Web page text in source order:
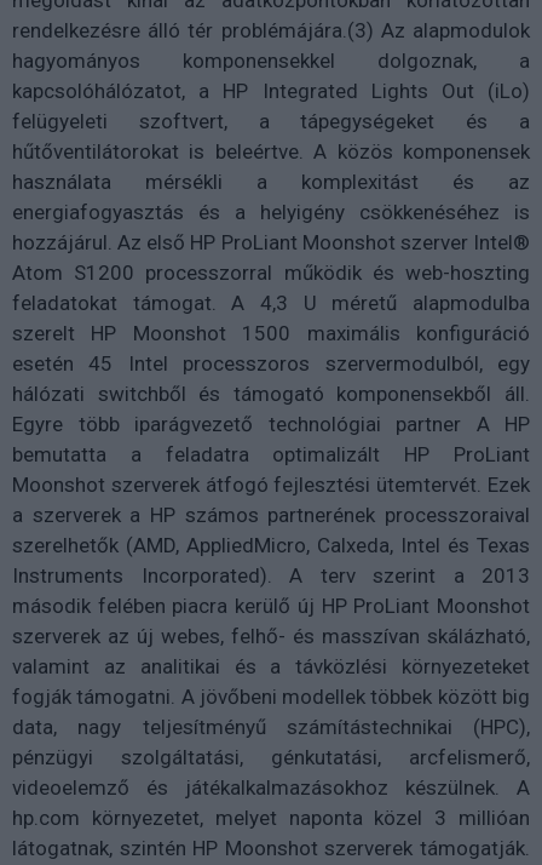
rendelkezésre álló tér problémájára.(3) Az alapmodulok
hagyományos komponensekkel dolgoznak, a
kapcsolóhálózatot, a HP Integrated Lights Out (iLo)
felügyeleti szoftvert, a tápegységeket és a
hűtőventilátorokat is beleértve. A közös komponensek
használata mérsékli a komplexitást és az
energiafogyasztás és a helyigény csökkenéséhez is
hozzájárul. Az első HP ProLiant Moonshot szerver Intel®
Atom S1200 processzorral működik és web-hoszting
feladatokat támogat. A 4,3 U méretű alapmodulba
szerelt HP Moonshot 1500 maximális konfiguráció
esetén 45 Intel processzoros szervermodulból, egy
hálózati switchből és támogató komponensekből áll.
Egyre több iparágvezető technológiai partner A HP
bemutatta a feladatra optimalizált HP ProLiant
Moonshot szerverek átfogó fejlesztési ütemtervét. Ezek
a szerverek a HP számos partnerének processzoraival
szerelhetők (AMD, AppliedMicro, Calxeda, Intel és Texas
Instruments Incorporated). A terv szerint a 2013
második felében piacra kerülő új HP ProLiant Moonshot
szerverek az új webes, felhő- és masszívan skálázható,
valamint az analitikai és a távközlési környezeteket
fogják támogatni. A jövőbeni modellek többek között big
data, nagy teljesítményű számítástechnikai (HPC),
pénzügyi szolgáltatási, génkutatási, arcfelismerő,
videoelemző és játékalkalmazásokhoz készülnek. A
hp.com környezetet, melyet naponta közel 3 millióan
látogatnak, szintén HP Moonshot szerverek támogatják.